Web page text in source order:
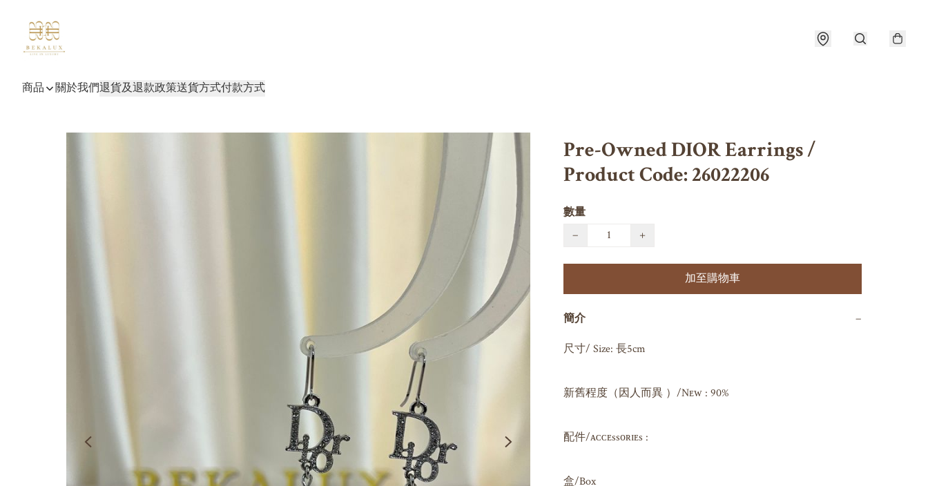
商品 關於我們退貨及退款政策送貨方式付款方式
Pre-Owned DIOR Earrings /
Product Code: 26022206
數量
−
+
加至購物車
簡介 −
尺寸/ Size: 長5cm
新舊程度（因人而異 ）/Nᴇᴡ : 90%
配件/ᴀᴄᴄᴇssᴏʀɪᴇs :
盒/Box